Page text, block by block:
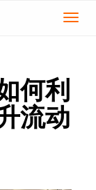
切
何利
流动